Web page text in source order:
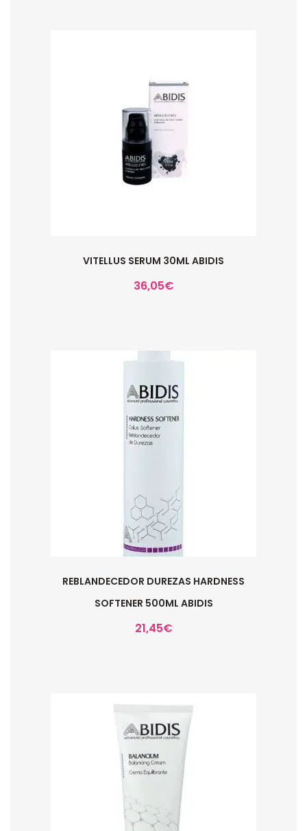
VITELLUS SERUM 30ML ABIDIS
36,05€
REBLANDECEDOR DUREZAS HARDNESS
SOFTENER 500ML ABIDIS
21,45€